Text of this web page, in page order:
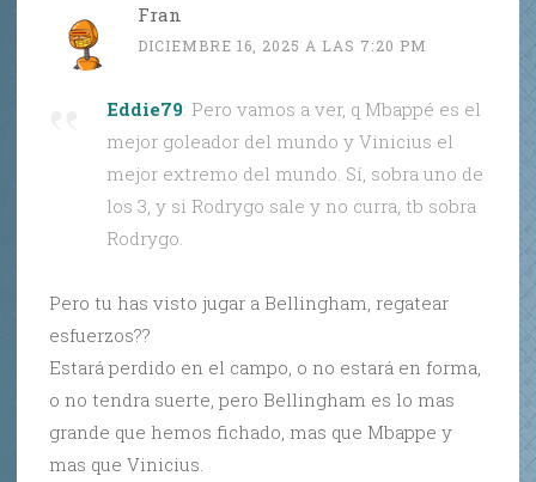
Fran
DICIEMBRE 16, 2025 A LAS 7:20 PM
Eddie79: Pero vamos a ver, q Mbappé es el
mejor goleador del mundo y Vinicius el
mejor extremo del mundo. Sí, sobra uno de
los 3, y si Rodrygo sale y no curra, tb sobra
Rodrygo.
Pero tu has visto jugar a Bellingham, regatear
esfuerzos??
Estará perdido en el campo, o no estará en forma,
o no tendra suerte, pero Bellingham es lo mas
grande que hemos fichado, mas que Mbappe y
mas que Vinicius.